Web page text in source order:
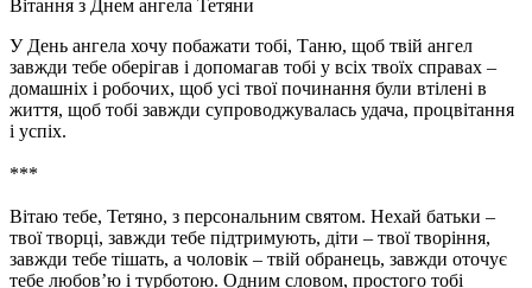
Вітання з Днем ангела Тетяни
У День ангела хочу побажати тобі, Таню, щоб твій ангел
завжди тебе оберігав і допомагав тобі у всіх твоїх справах –
домашніх і робочих, щоб усі твої починання були втілені в
життя, щоб тобі завжди супроводжувалась удача, процвітання
і успіх.
***
Вітаю тебе, Тетяно, з персональним святом. Нехай батьки –
твої творці, завжди тебе підтримують, діти – твої творіння,
завжди тебе тішать, а чоловік – твій обранець, завжди оточує
тебе любов’ю і турботою. Одним словом, простого тобі